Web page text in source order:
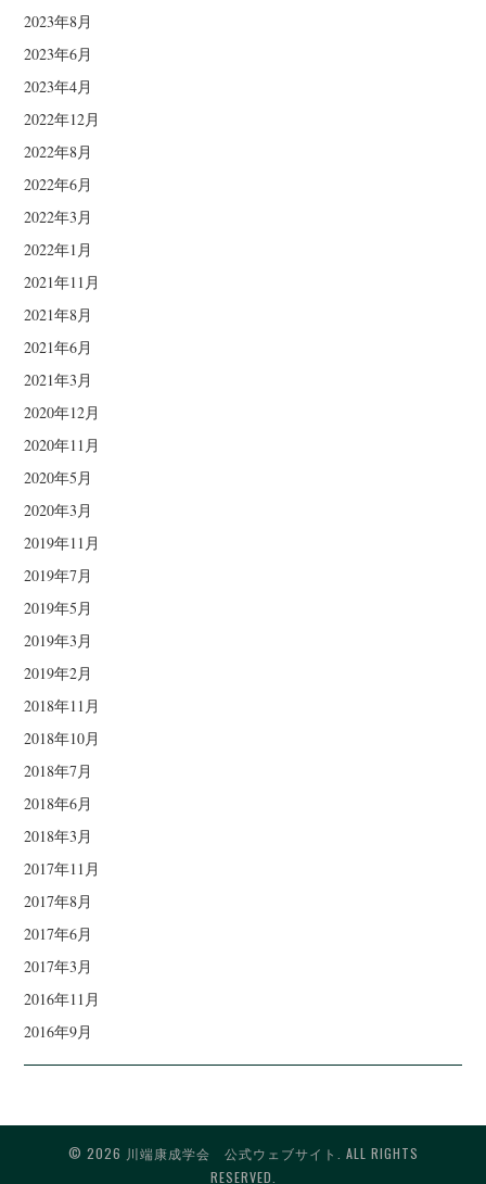
2023年8月
2023年6月
2023年4月
2022年12月
2022年8月
2022年6月
2022年3月
2022年1月
2021年11月
2021年8月
2021年6月
2021年3月
2020年12月
2020年11月
2020年5月
2020年3月
2019年11月
2019年7月
2019年5月
2019年3月
2019年2月
2018年11月
2018年10月
2018年7月
2018年6月
2018年3月
2017年11月
2017年8月
2017年6月
2017年3月
2016年11月
2016年9月
© 2026 川端康成学会 公式ウェブサイト. ALL RIGHTS
RESERVED.